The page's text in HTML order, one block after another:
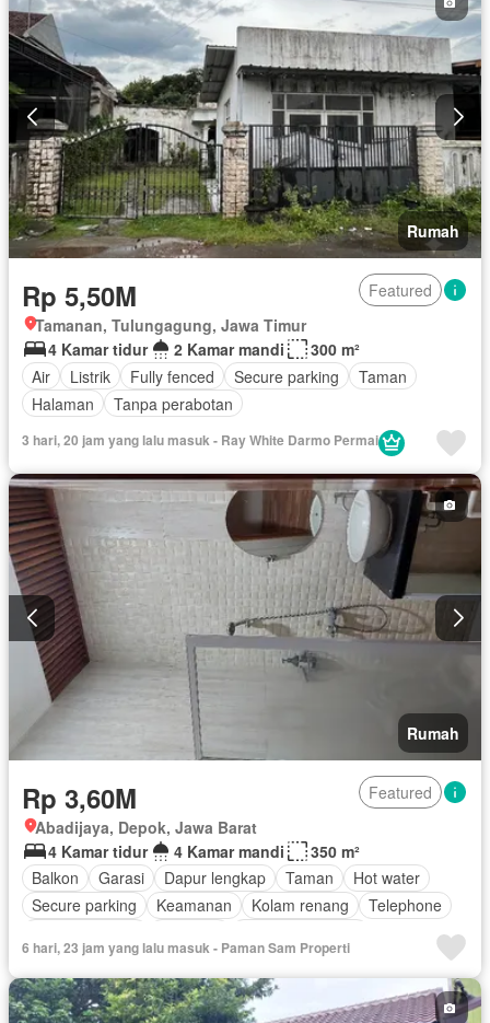
Rumah
Rp 5,50M
Featured
Tamanan, Tulungagung, Jawa Timur
4 Kamar tidur
2 Kamar mandi
300 m²
Air
Listrik Fully fenced Secure parking
Taman
Halaman
Tanpa perabotan
3 hari, 20 jam yang lalu masuk - Ray White Darmo Permai
Rumah
Rp 3,60M
Featured
Abadijaya, Depok, Jawa Barat
4 Kamar tidur
4 Kamar mandi
350 m²
Balkon
Garasi Dapur lengkap Taman
Hot water
Secure parking
Keamanan Kolam renang
Telephone
6 hari, 23 jam yang lalu masuk - Paman Sam Properti